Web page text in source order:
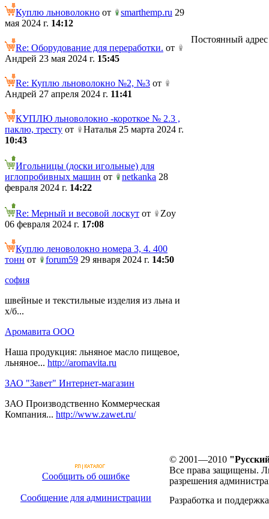
Куплю льноволокно от smarthemp.ru 29
мая 2024 г. 14:12
Re: Оборудование для переработки. от
Андрей 23 мая 2024 г. 15:45
Re: Куплю льноволокно №2, №3 от
Андрей 27 апреля 2024 г. 11:41
КУПЛЮ льноволокно -короткое № 2.3 ,
паклю, тресту от
Наталья 25 марта 2024 г.
10:43
Игольницы (доски игольные) для
иглопробивных машин от netkanka 28
февраля 2024 г. 14:22
Re: Мерный и весовой лоскут от
Zoy
06 февраля 2024 г. 17:08
Куплю леноволокно номера 3, 4. 400
тонн от forum59 29 января 2024 г. 14:50
софия
швейные и текстильные изделия из льна и
х/б...
Аромавита ООО
Наша продукция: льняное масло пищевое,
льняное... http://aromavita.ru
ЗАО "Завет" Интернет-магазин
ЗАО Производственно Коммерческая
Компания... http://www.zawet.ru/
Постоянный
Сообщить об ошибке
Сообщение для администрации
© 2001—2010
Все права защищены.
разрешения
Разработка и